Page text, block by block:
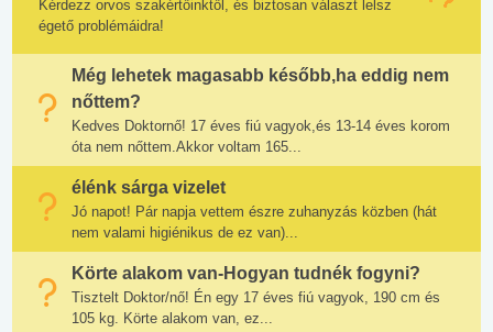
Kérdezz orvos szakértőinktől, és biztosan választ lelsz
égető problémáidra!
Még lehetek magasabb később,ha eddig nem
nőttem?
Kedves Doktornő! 17 éves fiú vagyok,és 13-14 éves korom
óta nem nőttem.Akkor voltam 165...
élénk sárga vizelet
Jó napot! Pár napja vettem észre zuhanyzás közben (hát
nem valami higiénikus de ez van)...
Körte alakom van-Hogyan tudnék fogyni?
Tisztelt Doktor/nő! Én egy 17 éves fiú vagyok, 190 cm és
105 kg. Körte alakom van, ez...